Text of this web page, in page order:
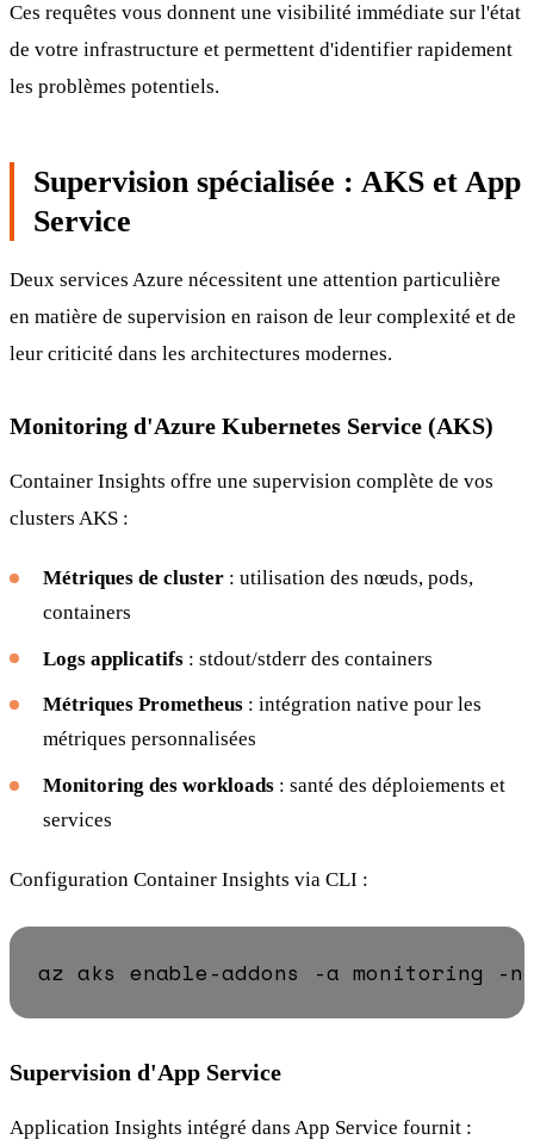
Ces requêtes vous donnent une visibilité immédiate sur l'état
de votre infrastructure et permettent d'identifier rapidement
les problèmes potentiels.
Supervision spécialisée : AKS et App
Service
Deux services Azure nécessitent une attention particulière
en matière de supervision en raison de leur complexité et de
leur criticité dans les architectures modernes.
Monitoring d'Azure Kubernetes Service (AKS)
Container Insights offre une supervision complète de vos
clusters AKS :
Métriques de cluster : utilisation des nœuds, pods,
containers
Logs applicatifs : stdout/stderr des containers
Métriques Prometheus : intégration native pour les
métriques personnalisées
Monitoring des workloads : santé des déploiements et
services
Configuration Container Insights via CLI :
az aks enable-addons -a monitoring -
Supervision d'App Service
Application Insights intégré dans App Service fournit :